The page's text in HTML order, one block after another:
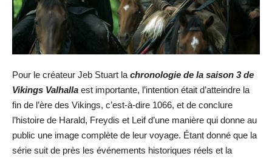
Pour le créateur Jeb Stuart la chronologie de la saison 3 de
Vikings Valhalla est importante, l’intention était d’atteindre la
fin de l’ère des Vikings, c’est-à-dire 1066, et de conclure
l’histoire de Harald, Freydis et Leif d’une manière qui donne au
public une image complète de leur voyage. Étant donné que la
série suit de près les événements historiques réels et la